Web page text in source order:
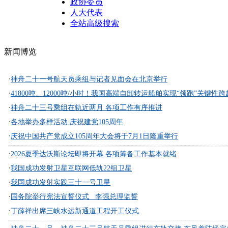
政协委员
人大代表
全站高级搜索
新闻博览
·神舟二十一号航天员乘组与记者见面会在北京举行
·41800吨、12000吨/小时！我国高端自卸转运船舶实现“领跑”关键性跨
·神舟二十三号乘组在轨近两月 各项工作有序推进
·各地举办多样活动 庆祝建党105周年
·庆祝中国共产党成立105周年大会将于7月1日隆重举行
·2026夏季达沃斯论坛即将开幕 各项筹备工作基本就绪
·我国成功发射卫星互联网低轨22组卫星
·我国成功发射实践三十一号卫星
· 国务院举行宪法宣誓仪式 李强总理监誓
·丁薛祥出席三峡水运新通道工程开工仪式